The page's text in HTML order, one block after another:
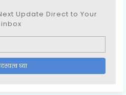
Update Direct to Your
inbox